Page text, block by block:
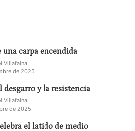
una carpa encendida
Villafaina
de 2025
desgarro y la resistencia
Villafaina
de 2025
el latido de medio